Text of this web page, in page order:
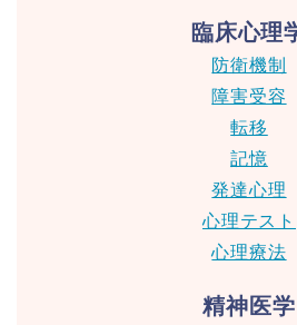
臨床心理
防衛機制
障害受容
転移
記憶
発達心理
心理テスト
心理療法
精神医学